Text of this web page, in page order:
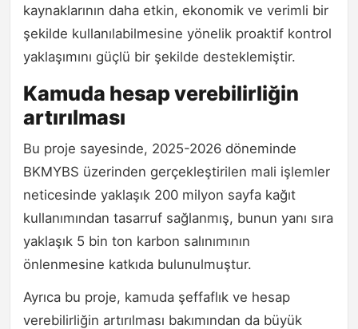
kaynaklarının daha etkin, ekonomik ve verimli bir
şekilde kullanılabilmesine yönelik proaktif kontrol
yaklaşımını güçlü bir şekilde desteklemiştir.
Kamuda hesap verebilirliğin
artırılması
Bu proje sayesinde, 2025-2026 döneminde
BKMYBS üzerinden gerçekleştirilen mali işlemler
neticesinde yaklaşık 200 milyon sayfa kağıt
kullanımından tasarruf sağlanmış, bunun yanı sıra
yaklaşık 5 bin ton karbon salınımının
önlenmesine katkıda bulunulmuştur.
Ayrıca bu proje, kamuda şeffaflık ve hesap
verebilirliğin artırılması bakımından da büyük